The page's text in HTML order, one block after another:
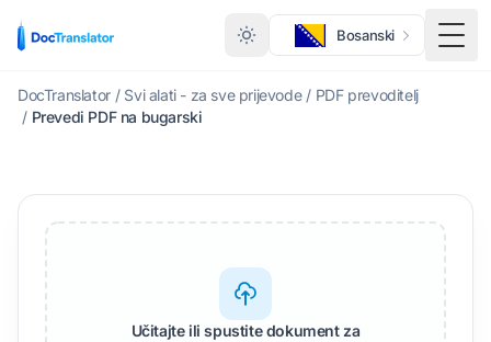
Bosanski
DocTranslator / Svi alati - za sve prijevode / PDF prevoditelj
/ Prevedi PDF na bugarski
Učitajte ili spustite dokument za